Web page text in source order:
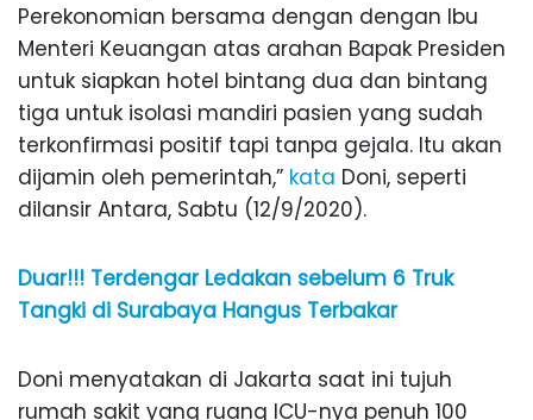
Perekonomian bersama dengan dengan Ibu
Menteri Keuangan atas arahan Bapak Presiden
untuk siapkan hotel bintang dua dan bintang
tiga untuk isolasi mandiri pasien yang sudah
terkonfirmasi positif tapi tanpa gejala. Itu akan
dijamin oleh pemerintah,” kata Doni, seperti
dilansir Antara, Sabtu (12/9/2020).
Duar!!! Terdengar Ledakan sebelum 6 Truk
Tangki di Surabaya Hangus Terbakar
Doni menyatakan di Jakarta saat ini tujuh
rumah sakit yang ruang ICU-nya penuh 100